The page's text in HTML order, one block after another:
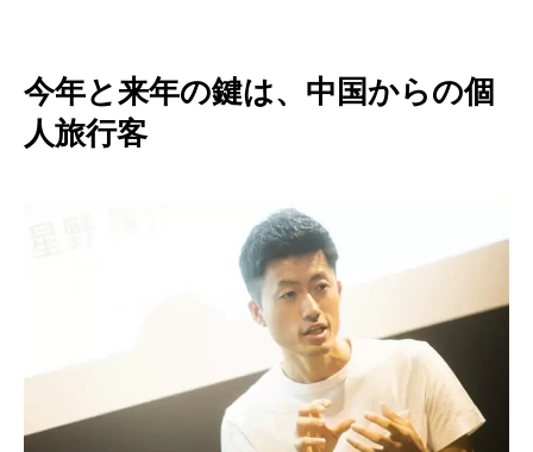
今年と来年の鍵は、中国からの個
人旅行客